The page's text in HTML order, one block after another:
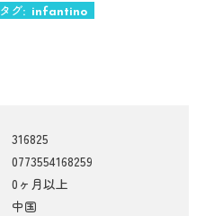
タグ: infantino
316825
0773554168259
0ヶ月以上
中国